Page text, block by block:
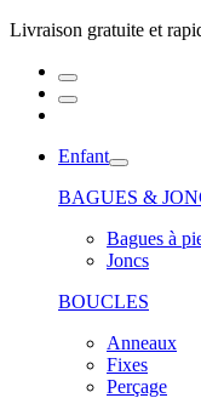
Livraison gratuite et
Enfant
BAGUES &
Bagues à
Joncs
BOUCLES
Anneaux
Fixes
Perçage